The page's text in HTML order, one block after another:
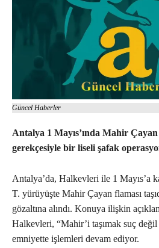
Güncel Haberler
Antalya 1 Mayıs’ında Mahir Çayan
gerekçesiyle bir liseli şafak
Antalya’da, Halkevleri ile 1 Mayıs’a
T. yürüyüşte Mahir Çayan flaması
gözaltına alındı. Konuya ilişkin
Halkevleri, “Mahir’i taşımak suç
emniyette işlemleri devam ediyor.